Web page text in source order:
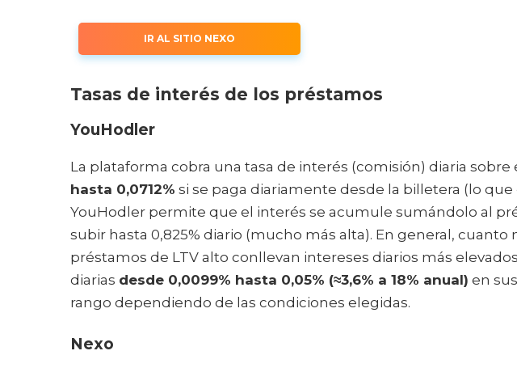
IR AL SITIO NEXO
Tasas de interés de los préstamos
YouHodler
La plataforma cobra una tasa de interés (comisión) diaria
hasta 0,0712% si se paga diariamente desde la billetera (lo
YouHodler permite que el interés se acumule sumándolo al
subir hasta 0,825% diario (mucho más alta). En general, cuanto
préstamos de LTV alto conllevan intereses diarios más
diarias desde 0,0099% hasta 0,05% (≈3,6% a 18% anual) en
rango dependiendo de las condiciones elegidas.
Nexo